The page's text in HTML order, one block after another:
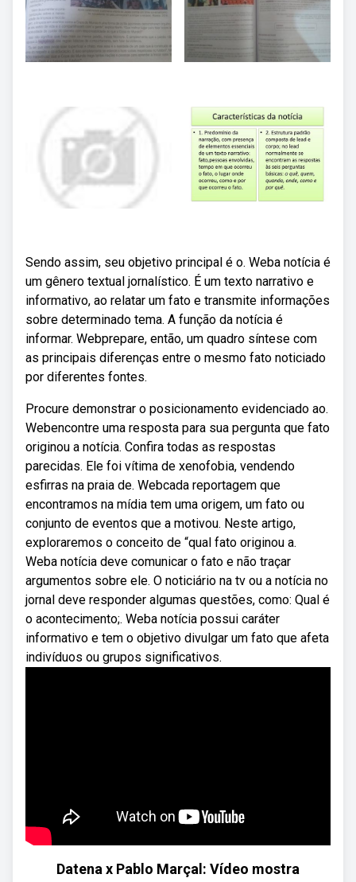
Sendo assim, seu objetivo principal é o. Weba notícia é
um gênero textual jornalístico. É um texto narrativo e
informativo, ao relatar um fato e transmite informações
sobre determinado tema. A função da notícia é
informar. Webprepare, então, um quadro síntese com
as principais diferenças entre o mesmo fato noticiado
por diferentes fontes.
Procure demonstrar o posicionamento evidenciado ao.
Webencontre uma resposta para sua pergunta que fato
originou a notícia. Confira todas as respostas
parecidas. Ele foi vítima de xenofobia, vendendo
esfirras na praia de. Webcada reportagem que
encontramos na mídia tem uma origem, um fato ou
conjunto de eventos que a motivou. Neste artigo,
exploraremos o conceito de “qual fato originou a.
Weba notícia deve comunicar o fato e não traçar
argumentos sobre ele. O noticiário na tv ou a notícia no
jornal deve responder algumas questões, como: Qual é
o acontecimento;. Weba notícia possui caráter
informativo e tem o objetivo divulgar um fato que afeta
indivíduos ou grupos significativos.
Datena x Pablo Marçal: Vídeo mostra